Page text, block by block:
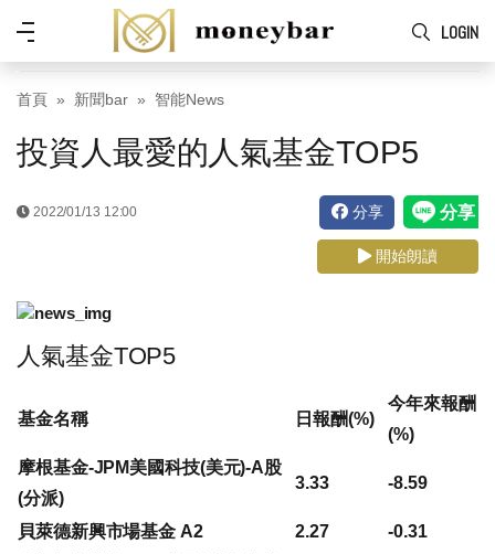
Skip to main content
LOGIN
功
能
表
首頁 新聞bar 智能News
投資人最愛的人氣基金TOP5
2022/01/13 12:00 分享
開始朗讀
人氣基金TOP5
基金名稱 日報酬(%)
今年來報酬
(%)
摩根基金-JPM美國科技(美元)-A股
(分派)
3.33 -8.59
貝萊德新興市場基金 A2 2.27
-0.31